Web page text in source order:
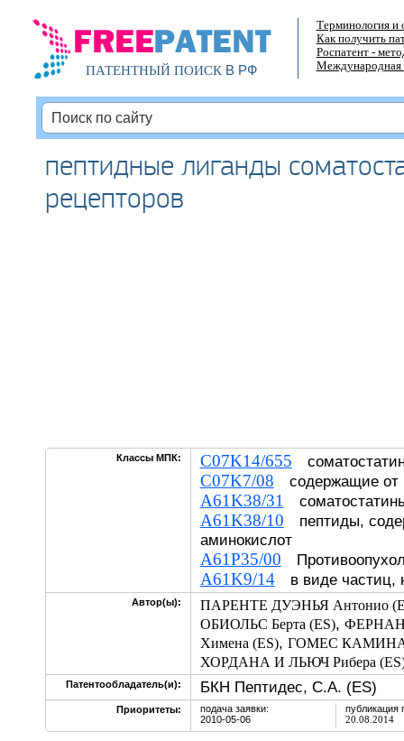
ПАТЕНТНЫЙ ПОИСКВ РФ
Терминология и
Как получить
Роспатент -
Международная
пептидные лиганды
рецепторов
Классы МПК: C07K14/655
C07K7/08 содержащие от
A61K38/31
A61K38/10 пептиды,
аминокислот
A61P35/00
A61K9/14в виде частиц,
Автор(ы):
ПАРЕНТЕ ДУЭНЬЯ Антонио
ОБИОЛЬС Берта (ES),
Химена (ES), ГОМЕС
ХОРДАНА И ЛЬЮЧ Рибера
Патентообладатель(и): БКН Пептидес, С.А. (ES)
Приоритеты:
подача заявки:
2010-05-06
публикация
20.08.2014